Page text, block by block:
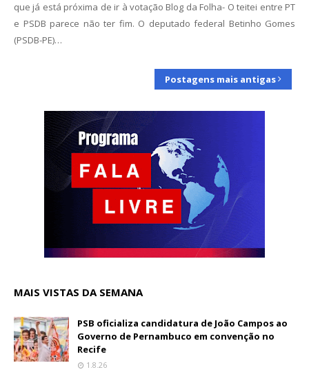
que já está próxima de ir à votação Blog da Folha- O teitei entre PT
e PSDB parece não ter fim. O deputado federal Betinho Gomes
(PSDB-PE)…
Postagens mais antigas
MAIS VISTAS DA SEMANA
PSB oficializa candidatura de João Campos ao
Governo de Pernambuco em convenção no
Recife
1.8.26